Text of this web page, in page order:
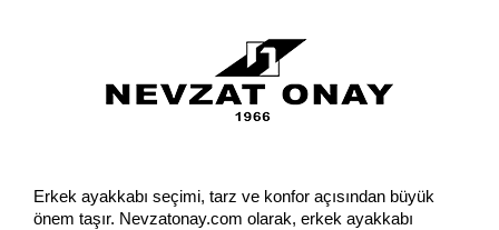
Erkek ayakkabı seçimi, tarz ve konfor açısından büyük
önem taşır. Nevzatonay.com olarak, erkek ayakkabı